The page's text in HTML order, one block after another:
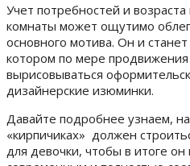
Учет потребностей и
комнаты может ощутимо
основного мотива. Он и
котором по мере
вырисовываться
дизайнерские изюминки.
Давайте подробнее узнаем,
«кирпичиках» должен
для девочки, чтобы в итоге